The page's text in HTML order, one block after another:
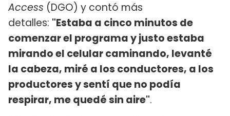
Access (DGO) y contó más
detalles: "Estaba a cinco minutos de
comenzar el programa y justo estaba
mirando el celular caminando, levanté
la cabeza, miré a los conductores, a los
productores y sentí que no podía
respirar, me quedé sin aire".